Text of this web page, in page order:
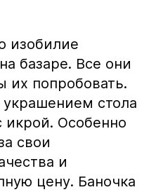
изобилие
базаре. Все они
их попробовать.
стола
икрой. Особенно
свои
и
цену. Баночка